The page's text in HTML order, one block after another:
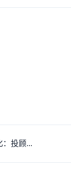
：投顾...